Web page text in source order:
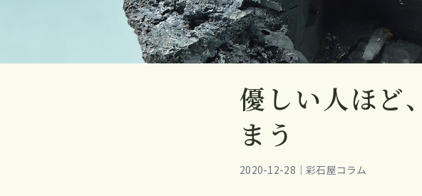
優しい人ほど
まう
2020-12-28｜彩石屋コラム